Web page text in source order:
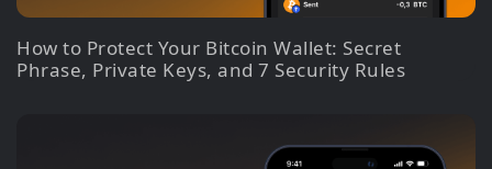
How to Protect Your Bitcoin Wallet: Secret
Phrase, Private Keys, and 7 Security Rules